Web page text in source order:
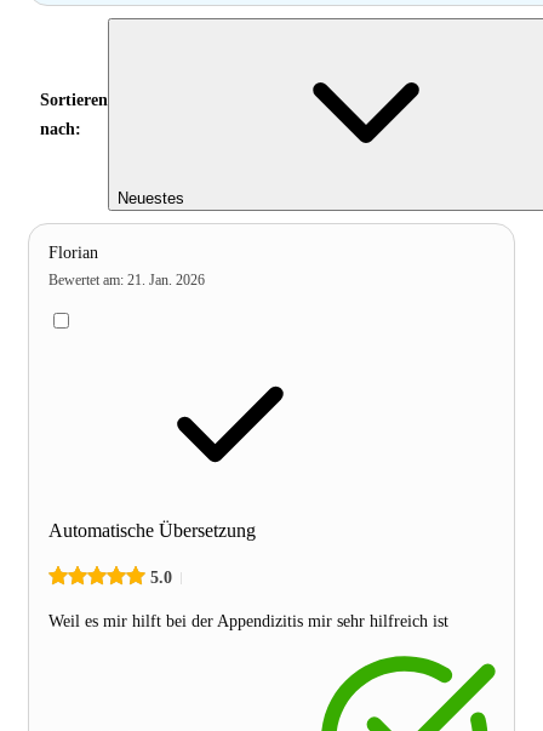
Sortieren
nach:
Neuestes
Florian
Bewertet am: 21. Jan. 2026
Automatische Übersetzung
5.0
Weil es mir hilft bei der Appendizitis mir sehr hilfreich ist